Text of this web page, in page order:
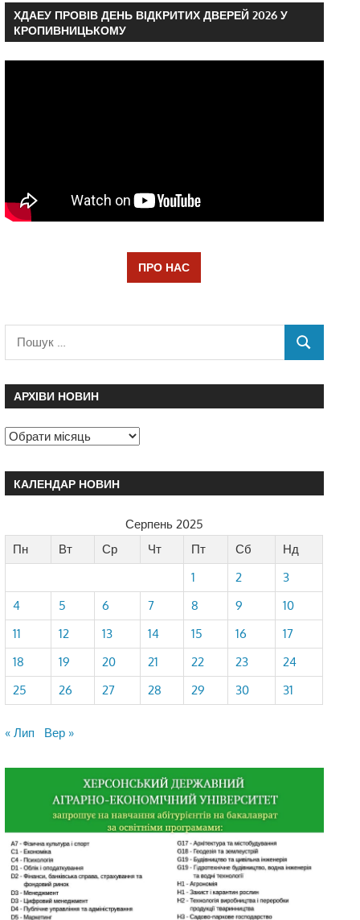
ХДАЕУ ПРОВІВ ДЕНЬ ВІДКРИТИХ ДВЕРЕЙ 2026 У
КРОПИВНИЦЬКОМУ
ПРО НАС
АРХІВИ НОВИН
КАЛЕНДАР НОВИН
Серпень 2025
Пн
Вт Ср Чт Пт Сб
Нд
1
2
3
4
5 6 7 8 9
10
11
12 13 14 15 16
17
18
19 20 21 22 23
24
25
26 27 28 29 30 31
« Лип Вер »